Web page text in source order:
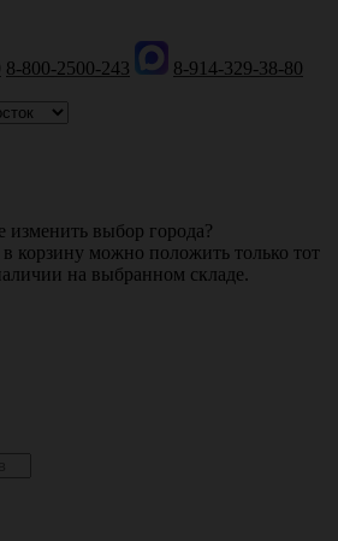
8-800-2500-243
8-914-329-38-80
изменить выбор города?
корзину можно положить только тот
на выбранном складе.